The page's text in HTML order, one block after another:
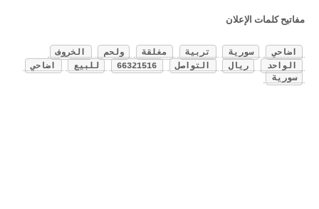
مفاتيح كلمات الإعلان
اضاحي سورية تربية مغلقة ولحم
الخروف
الواحد
ريال التواصل 66321516 للبيع
اضاحي
سورية